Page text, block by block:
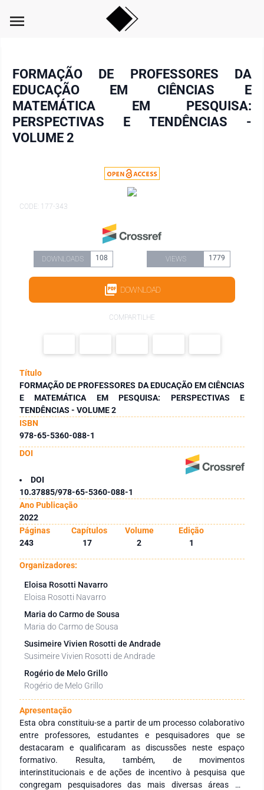
menu
FORMAÇÃO DE PROFESSORES DA
EDUCAÇÃO EM CIÊNCIAS E
MATEMÁTICA EM PESQUISA:
PERSPECTIVAS E TENDÊNCIAS -
VOLUME 2
CODE: 177-343
DOWNLOADS 108 VIEWS 1779
DOWNLOAD
COMPARTILHE
Título
FORMAÇÃO DE PROFESSORES DA EDUCAÇÃO EM CIÊNCIAS
E MATEMÁTICA EM PESQUISA: PERSPECTIVAS E
TENDÊNCIAS - VOLUME 2
ISBN
978-65-5360-088-1
DOI
DOI
10.37885/978-65-5360-088-1
Ano Publicação
2022
Páginas
Capítulos Volume
Edição
243
17 2 1
Organizadores:
Eloisa Rosotti Navarro
Eloisa Rosotti Navarro
Maria do Carmo de Sousa
Maria do Carmo de Sousa
Susimeire Vivien Rosotti de Andrade
Susimeire Vivien Rosotti de Andrade
Rogério de Melo Grillo
Rogério de Melo Grillo
Apresentação
Esta obra constituiu-se a partir de um processo colaborativo
entre professores, estudantes e pesquisadores que se
destacaram e qualificaram as discussões neste espaço
formativo. Resulta, também, de movimentos
interinstitucionais e de ações de incentivo à pesquisa que
congregam pesquisadores das mais diversas áreas do